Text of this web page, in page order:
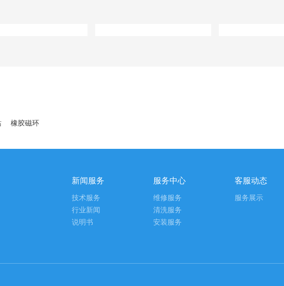
橡胶磁环
新闻服务
技术服务
行业新闻
说明书
服务中心
维修服务
清洗服务
安装服务
客服动态
服务展示